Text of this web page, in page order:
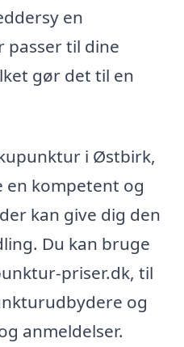
en
passer til dine
gør det til en
i Østbirk,
kompetent og
kan give dig den
Du kan bruge
priser.dk, til
og
anmeldelser.